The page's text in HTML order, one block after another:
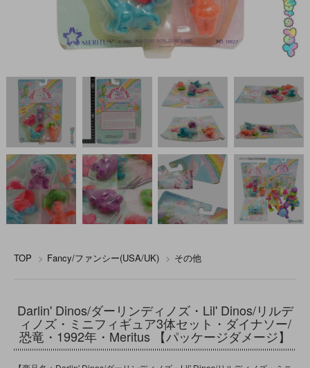
TOP > Fancy/ファンシー(USA/UK) > その他
Darlin' Dinos/ダーリンディノズ・Lil' Dinos/リルデ
ィノズ・ミニフィギュア3体セット・ダイナソー/
恐竜・1992年・Meritus 【パッケージダメージ】